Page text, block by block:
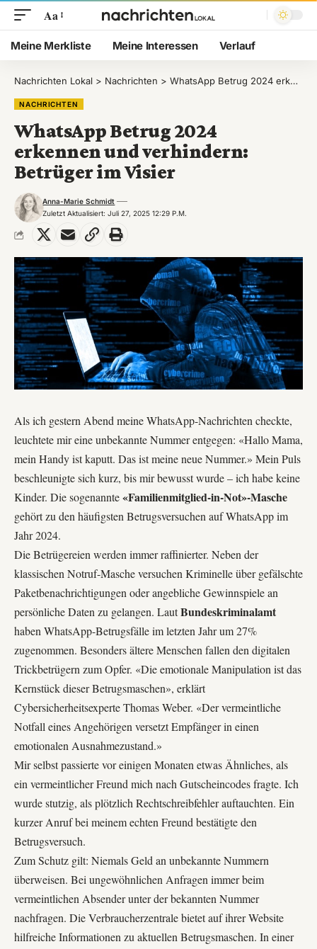
Aa
Meine Merkliste Meine Interessen Verlauf
Nachrichten Lokal > Nachrichten > WhatsApp Betrug 2024 erkennen und verhindern: Betrüger im Visier
NACHRICHTEN
WhatsApp Betrug 2024
erkennen und verhindern:
Betrüger im Visier
Zuletzt Aktualisiert: Juli 27, 2025 12:29 P.m.
Anna-Marie Schmidt
Als ich gestern Abend meine WhatsApp-Nachrichten checkte,
leuchtete mir eine unbekannte Nummer entgegen: «Hallo Mama,
mein Handy ist kaputt. Das ist meine neue Nummer.» Mein Puls
beschleunigte sich kurz, bis mir bewusst wurde – ich habe keine
Kinder. Die sogenannte«Familienmitglied-in-Not»-Masche
gehört zu den häufigsten Betrugsversuchen auf WhatsApp im
Jahr 2024.
Die Betrügereien werden immer raffinierter. Neben der
klassischen Notruf-Masche versuchen Kriminelle über gefälschte
Paketbenachrichtigungen oder angebliche Gewinnspiele an
persönliche Daten zu gelangen. LautBundeskriminalamt
haben WhatsApp-Betrugsfälle im letzten Jahr um 27%
zugenommen. Besonders ältere Menschen fallen den digitalen
Trickbetrügern zum Opfer. «Die emotionale Manipulation ist das
Kernstück dieser Betrugsmaschen», erklärt
Cybersicherheitsexperte Thomas Weber. «Der vermeintliche
Notfall eines Angehörigen versetzt Empfänger in einen
emotionalen Ausnahmezustand.»
Mir selbst passierte vor einigen Monaten etwas Ähnliches, als
ein vermeintlicher Freund mich nach Gutscheincodes fragte. Ich
wurde stutzig, als plötzlich Rechtschreibfehler auftauchten. Ein
kurzer Anruf bei meinem echten Freund bestätigte den
Betrugsversuch.
Zum Schutz gilt: Niemals Geld an unbekannte Nummern
überweisen. Bei ungewöhnlichen Anfragen immer beim
vermeintlichen Absender unter der bekannten Nummer
nachfragen. DieVerbraucherzentralebietet auf ihrer Website
hilfreiche Informationen zu aktuellen Betrugsmaschen. In einer